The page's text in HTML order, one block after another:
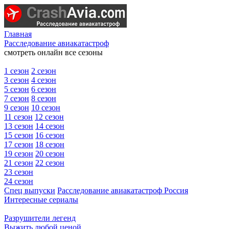
Главная
Расследование авиакатастроф
смотреть онлайн все сезоны
1 сезон 2 сезон
3 сезон 4 сезон
5 сезон 6 сезон
7 сезон 8 сезон
9 сезон 10 сезон
11 сезон 12 сезон
13 сезон 14 сезон
15 сезон 16 сезон
17 сезон 18 сезон
19 сезон 20 сезон
21 сезон 22 сезон
23 сезон
24 сезон
Спец выпуски Расследование авиакатастроф Россия
Интересные сериалы
Разрушители легенд
Выжить любой ценой